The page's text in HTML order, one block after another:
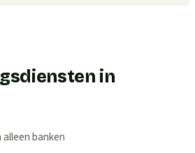
in
alleen banken